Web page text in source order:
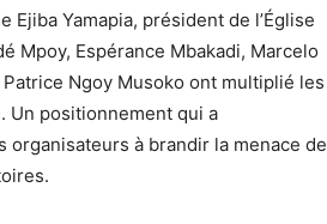
Ejiba Yamapia, président de l’Église
Mpoy, Espérance Mbakadi, Marcelo
Ngoy Musoko ont multiplié les
Un positionnement qui a
à brandir la menace de